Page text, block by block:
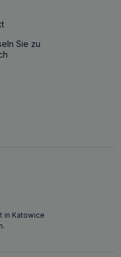
Sie zu
in Katowice